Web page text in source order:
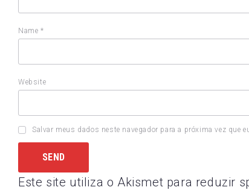
Name *
Website
Salvar meus dados neste navegador para a próxima vez que
Este site utiliza o Akismet para reduzir